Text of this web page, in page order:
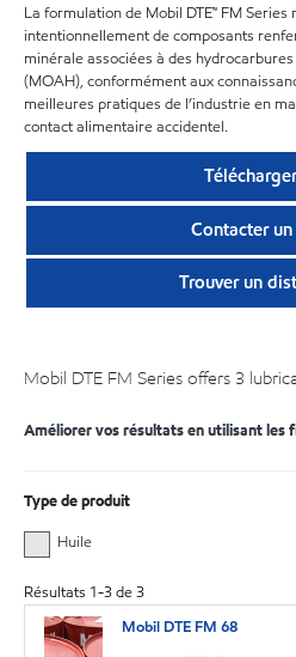
La formulation de Mobil DTE™ FM Series
intentionnellement de composants
minérale associées à des
(MOAH), conformément aux
meilleures pratiques de l’industrie en
contact alimentaire accidentel.
Contacter
Trouver un
Mobil DTE FM Series offers 3
Améliorer vos résultats en utilisant les
Type de produit
Huile
Résultats 1-3de3
Mobil DTE FM 68